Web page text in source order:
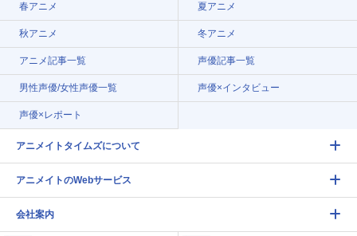
春アニメ 夏アニメ
秋アニメ 冬アニメ
アニメ記事一覧 声優記事一覧
男性声優/女性声優一覧 声優×インタビュー
声優×レポート
アニメイトタイムズについて
アニメイトのWebサービス
会社案内